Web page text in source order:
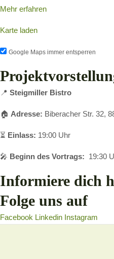
Mehr erfahren
Karte laden
Google Maps immer entsperren
📍 Steigmiller Bistro
🏠 Adresse: Biberacher Str. 32,
⏳ Einlass: 19:00 Uhr
🎤 Beginn des Vortrags: 19:30
Informiere dich
Folge uns auf
Facebook Linkedin Instagram